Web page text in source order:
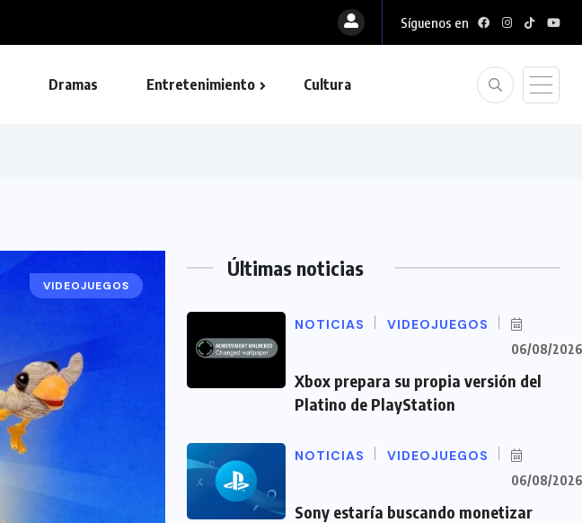
Síguenos en
Dramas Entretenimiento Cultura
EVENTOS
VIDEOJUEGOS
Últimas noticias
NOTICIAS VIDEOJUEGOS
06/08/2026
Xbox prepara su propia versión del
Platino de PlayStation
NOTICIAS VIDEOJUEGOS
06/08/2026
Sony estaría buscando monetizar